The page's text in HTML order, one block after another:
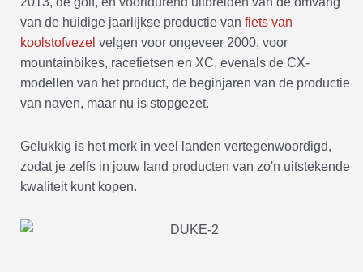
van de huidige jaarlijkse productie van fiets van
koolstofvezel velgen voor ongeveer 2000, voor
mountainbikes, racefietsen en XC, evenals de CX-
modellen van het product, de beginjaren van de productie
van naven, maar nu is stopgezet.
Gelukkig is het merk in veel landen vertegenwoordigd,
zodat je zelfs in jouw land producten van zo'n uitstekende
kwaliteit kunt kopen.